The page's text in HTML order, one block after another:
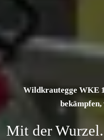
Wildkrautegge WKE
bekämpfen,
Mit der